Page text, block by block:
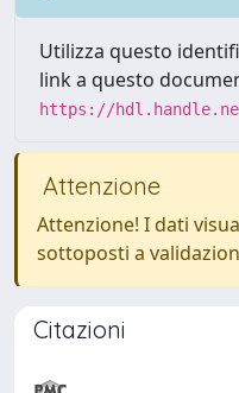
Utilizza questo
link a questo
https://
Attenzione
Attenzione! I dati
sottoposti a
Citazioni